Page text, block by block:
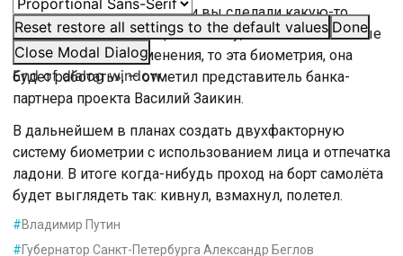
Reset restore all settings to the default values Done
Close Modal Dialog
End of dialog window.
лица. Соответственно, если вы сделали какую-то
определённую операцию на носу, либо какие-то иные
незначительные изменения, то эта биометрия, она
будет работать», — отметил представитель банка-
партнера проекта Василий Заикин.
В дальнейшем в планах создать двухфакторную
систему биометрии с использованием лица и отпечатка
ладони. В итоге когда-нибудь проход на борт самолёта
будет выглядеть так: кивнул, взмахнул, полетел.
#Владимир Путин
#Губернатор Санкт-Петербурга Александр Беглов